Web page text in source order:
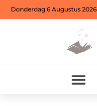
Donderdag 6 Augustus 2026